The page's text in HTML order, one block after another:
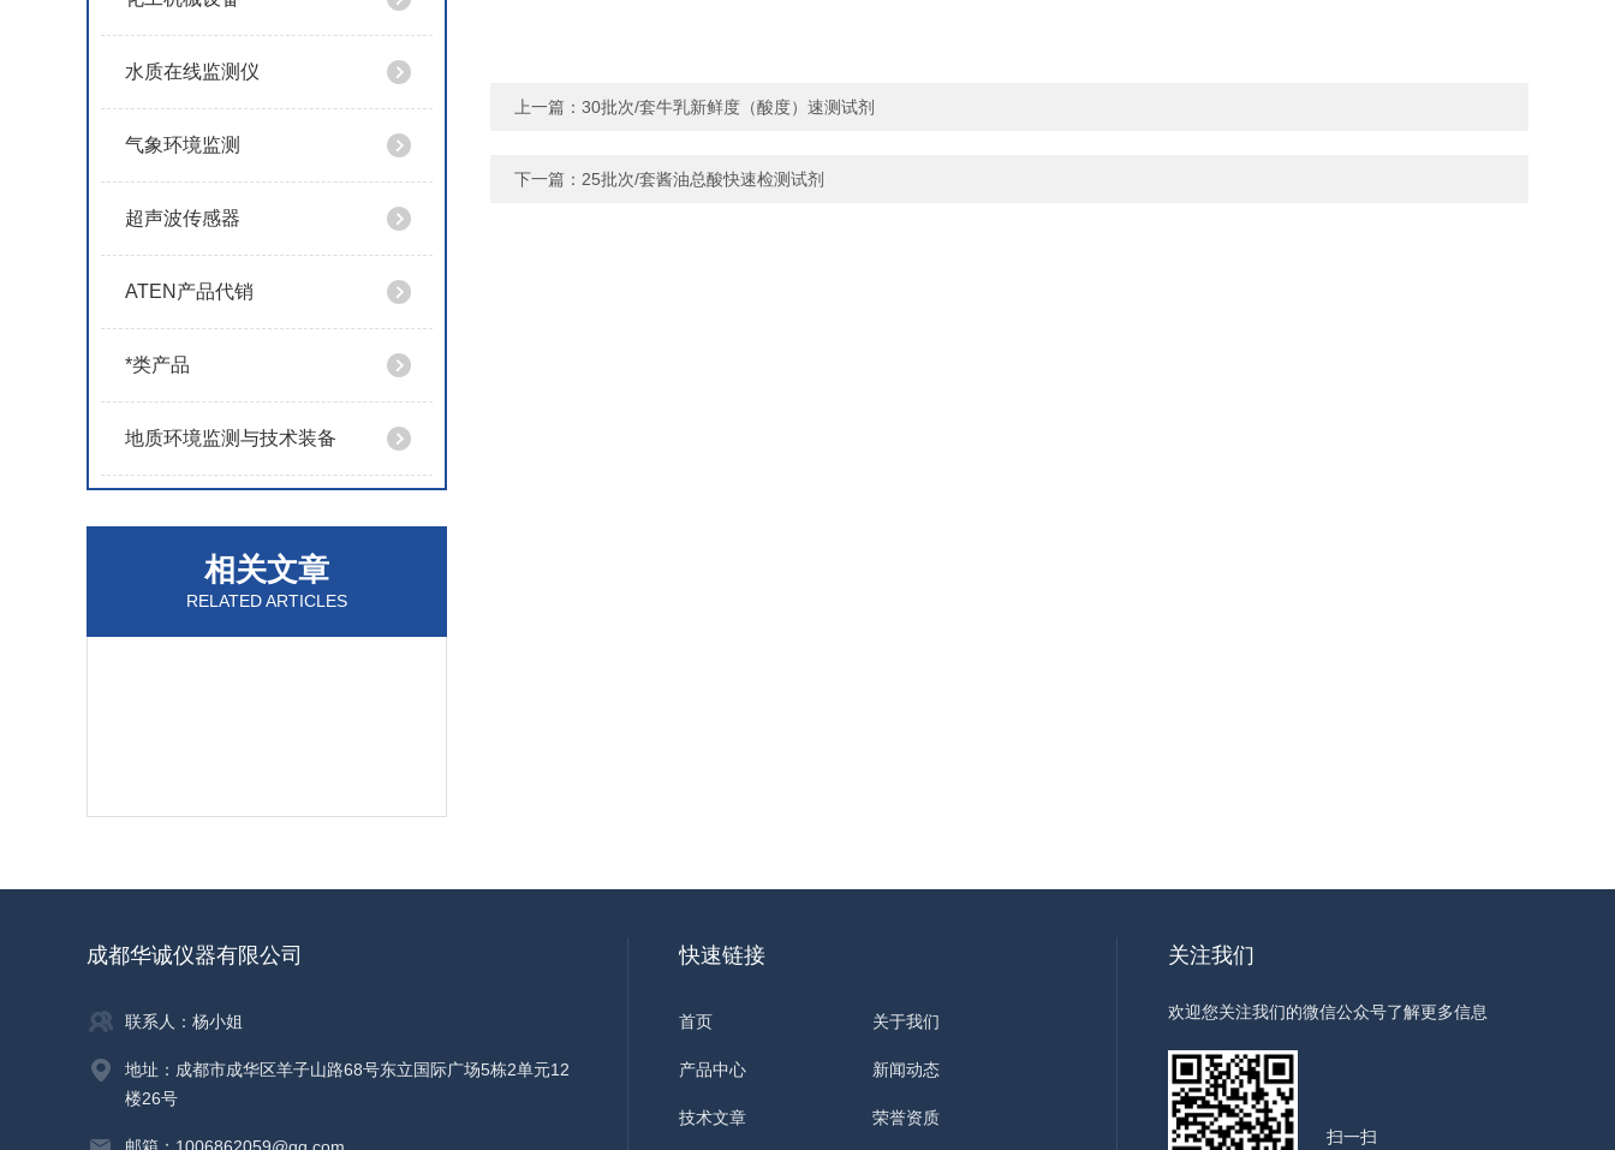
水质在线监测仪
气象环境监测
超声波传感器
ATEN产品代销
*类产品
地质环境监测与技术装备
相关文章
RELATED ARTICLES
上一篇： 30批次/套牛乳新鲜度（酸度）速测试剂
下一篇： 25批次/套酱油总酸快速检测试剂
成都华诚仪器有限公司
联系人：杨小姐
地址：成都市成华区羊子山路68号东立国际广场5栋2单元12
楼26号
快速链接
首页 关于我们
产品中心 新闻动态
技术文章 荣誉资质
关注我们
欢迎您关注我们的微信公众号了解更多信息
扫一扫